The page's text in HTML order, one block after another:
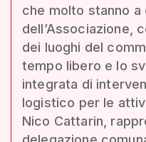
che molto stanno
dell’Associazione,
dei luoghi del
tempo libero e lo
integrata di
logistico per le
Nico Cattarin,